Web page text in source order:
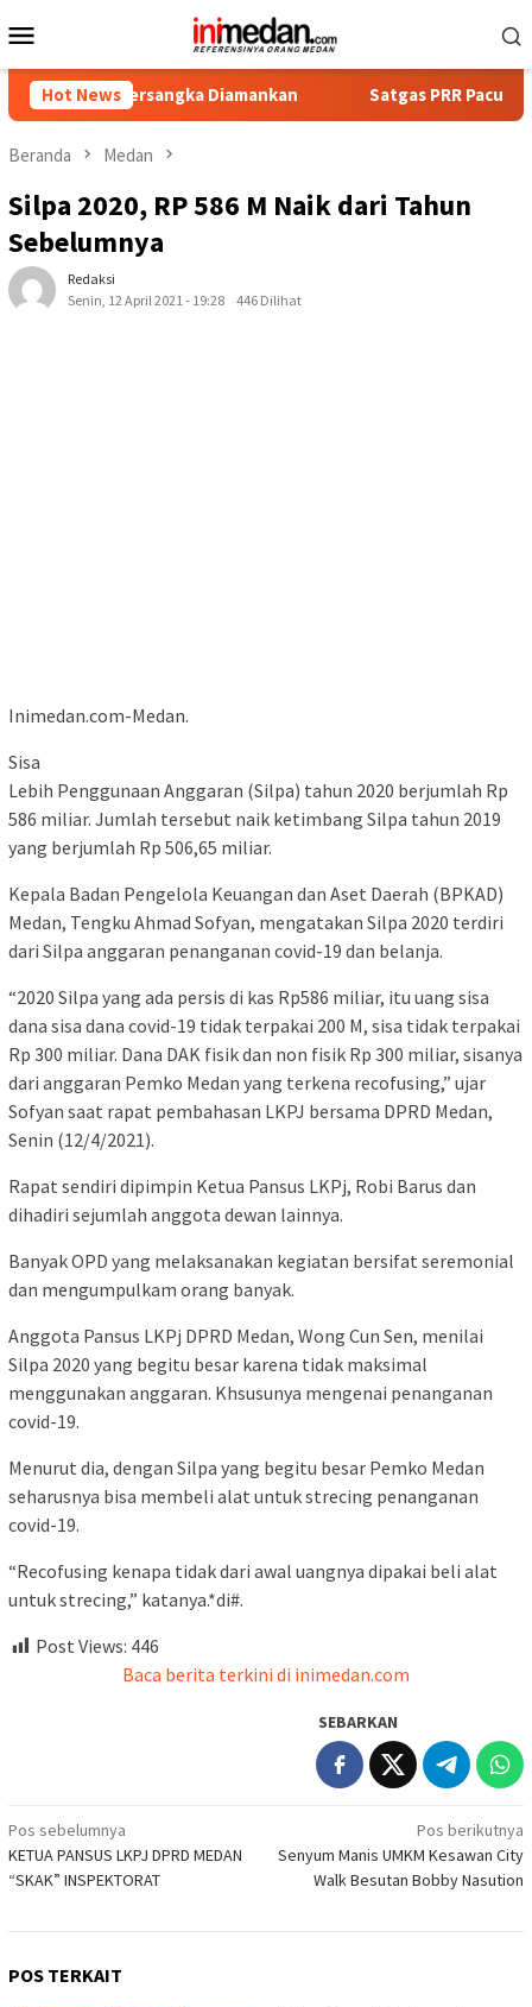
ke
Mobile
Hot News
Tersangka Diamankan Satgas PRR Pacu Realisasi
Beranda Medan
Silpa 2020, RP 586 M Naik dari Tahun
Sebelumnya
Redaksi
Senin, 12 April 2021 - 19:28
446 Dilihat
Inimedan.com-Medan.
Sisa
Lebih Penggunaan Anggaran (Silpa) tahun 2020 berjumlah Rp
586 miliar. Jumlah tersebut naik ketimbang Silpa tahun 2019
yang berjumlah Rp 506,65 miliar.
Kepala Badan Pengelola Keuangan dan Aset Daerah (BPKAD)
Medan, Tengku Ahmad Sofyan, mengatakan Silpa 2020 terdiri
dari Silpa anggaran penanganan covid-19 dan belanja.
“2020 Silpa yang ada persis di kas Rp586 miliar, itu uang sisa
dana sisa dana covid-19 tidak terpakai 200 M, sisa tidak terpakai
Rp 300 miliar. Dana DAK fisik dan non fisik Rp 300 miliar, sisanya
dari anggaran Pemko Medan yang terkena recofusing,” ujar
Sofyan saat rapat pembahasan LKPJ bersama DPRD Medan,
Senin (12/4/2021).
Rapat sendiri dipimpin Ketua Pansus LKPj, Robi Barus dan
dihadiri sejumlah anggota dewan lainnya.
Banyak OPD yang melaksanakan kegiatan bersifat seremonial
dan mengumpulkam orang banyak.
Anggota Pansus LKPj DPRD Medan, Wong Cun Sen, menilai
Silpa 2020 yang begitu besar karena tidak maksimal
menggunakan anggaran. Khsusunya mengenai penanganan
covid-19.
Menurut dia, dengan Silpa yang begitu besar Pemko Medan
seharusnya bisa membeli alat untuk strecing penanganan
covid-19.
“Recofusing kenapa tidak dari awal uangnya dipakai beli alat
untuk strecing,” katanya.*di#.
Post Views: 446
Baca berita terkini di inimedan.com
SEBARKAN
Navigasi
pos
Pos sebelumnya
KETUA PANSUS LKPJ DPRD MEDAN
“SKAK” INSPEKTORAT
Pos berikutnya
Senyum Manis UMKM Kesawan City
Walk Besutan Bobby Nasution
POS TERKAIT